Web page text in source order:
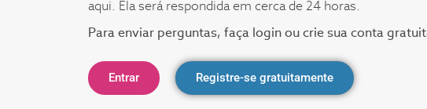
aqui. Ela será respondida em cerca de 24 horas.
Para enviar perguntas, faça login ou crie sua conta
Entrar Registre-se gratuitamente